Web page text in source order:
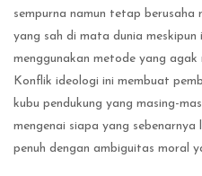
sempurna namun tetap berusaha
yang sah di mata dunia
menggunakan metode yang
Konflik ideologi ini membuat
kubu pendukung yang masing-
mengenai siapa yang
penuh dengan ambiguitas moral